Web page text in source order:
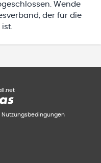
Wende
der für die
ist.
Nutzungsbedingungen